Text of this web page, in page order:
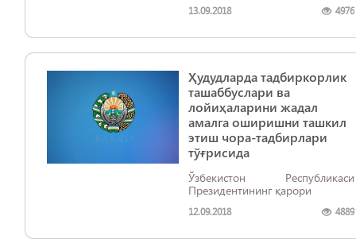
“Ўзбекистон Ҳаракатлар
йўналиши бўйича демократик
ислоҳотлар ва
Ўзбекистоннинг Япония билан
ҳамкорлик истиқболлари”
ўзбек-япон симпозиуми бўлиб
ўтди.
13.09.2018 4976
Ҳудудларда тадбиркорлик
ташаббуслари ва
лойиҳаларини жадал
амалга оширишни ташкил
этиш чора-тадбирлари
тўғрисида
Ўзбекистон Республикаси
Президентининг қарори
12.09.2018 4889